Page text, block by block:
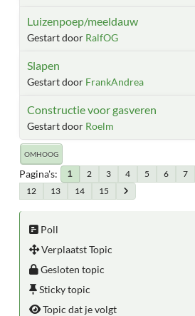
Luizenpoep/meeldauw
Gestart door RalfOG
Slapen
Gestart door FrankAndrea
Constructie voor gasveren
Gestart door Roelm
OMHOOG
Pagina's 1 2 3 4 5 6 7
12
13 14 15
Poll
Verplaatst Topic
Gesloten topic
Sticky topic
Topic dat je volgt